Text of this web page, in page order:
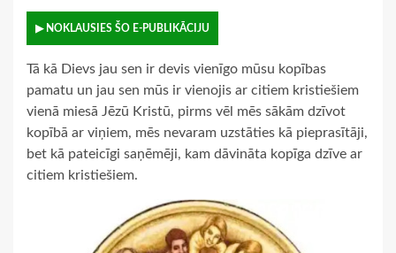
▶ NOKLAUSIES ŠO E-PUBLIKĀCIJU
Tā kā Dievs jau sen ir devis vienīgo mūsu kopības
pamatu un jau sen mūs ir vienojis ar citiem kristiešiem
vienā miesā Jēzū Kristū, pirms vēl mēs sākām dzīvot
kopībā ar viņiem, mēs nevaram uzstāties kā pieprasītāji,
bet kā pateicīgi saņēmēji, kam dāvināta kopīga dzīve ar
citiem kristiešiem.